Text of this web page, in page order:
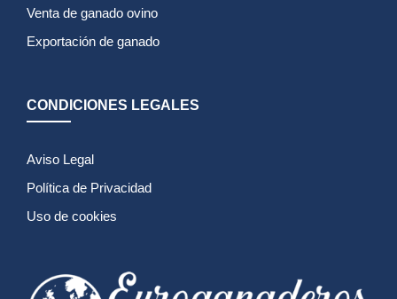
Venta de ganado ovino
Exportación de ganado
CONDICIONES LEGALES
Aviso Legal
Política de Privacidad
Uso de cookies